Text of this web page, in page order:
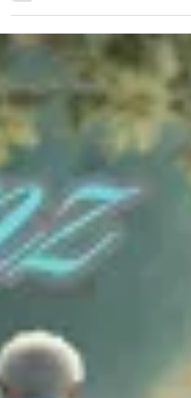
körperliche Nähe Angst auslösen. Erfahren Sie,
warum das Bedürfnis nach Selbstbestimmung so
wichtig ist – und wie wir es respektieren können